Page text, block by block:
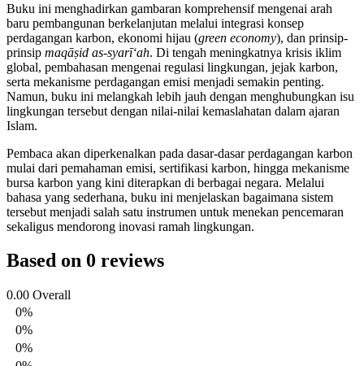
Buku ini menghadirkan gambaran komprehensif mengenai arah
baru pembangunan berkelanjutan melalui integrasi konsep
perdagangan karbon, ekonomi hijau (green economy), dan prinsip-
prinsip maqāṣid as-syarī‘ah. Di tengah meningkatnya krisis iklim
global, pembahasan mengenai regulasi lingkungan, jejak karbon,
serta mekanisme perdagangan emisi menjadi semakin penting.
Namun, buku ini melangkah lebih jauh dengan menghubungkan isu
lingkungan tersebut dengan nilai-nilai kemaslahatan dalam ajaran
Islam.
Pembaca akan diperkenalkan pada dasar-dasar perdagangan karbon
mulai dari pemahaman emisi, sertifikasi karbon, hingga mekanisme
bursa karbon yang kini diterapkan di berbagai negara. Melalui
bahasa yang sederhana, buku ini menjelaskan bagaimana sistem
tersebut menjadi salah satu instrumen untuk menekan pencemaran
sekaligus mendorong inovasi ramah lingkungan.
Based on 0 reviews
0.00 Overall
0%
0%
0%